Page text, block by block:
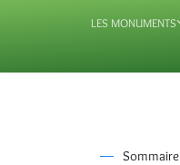
LES MONUMENTS
Sommaire